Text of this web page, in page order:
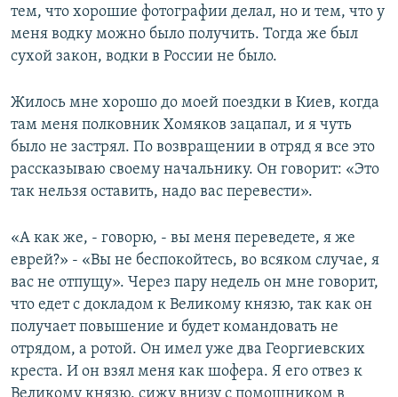
тем, что хорошие фотографии делал, но и тем, что у
меня водку можно было получить. Тогда же был
сухой закон, водки в России не было.
Жилось мне хорошо до моей поездки в Киев, когда
там меня полковник Хомяков зацапал, и я чуть
было не застрял. По возвращении в отряд я все это
рассказываю своему начальнику. Он говорит: «Это
так нельзя оставить, надо вас перевести».
«А как же, - говорю, - вы меня переведете, я же
еврей?» - «Вы не беспокойтесь, во всяком случае, я
вас не отпущу». Через пару недель он мне говорит,
что едет с докладом к Великому князю, так как он
получает повышение и будет командовать не
отрядом, а ротой. Он имел уже два Георгиевских
креста. И он взял меня как шофера. Я его отвез к